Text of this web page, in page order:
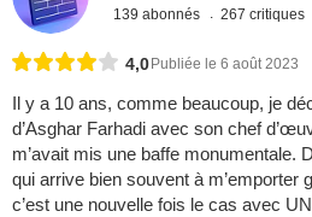
139 abonnés 267 critiques
4,0 Publiée le 6 août 2023
Il y a 10 ans, comme beaucoup, je
d’Asghar Farhadi avec son chef
m’avait mis une baffe monumentale.
qui arrive bien souvent à m’emporter
c’est une nouvelle fois le cas avec